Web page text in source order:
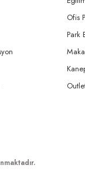
Ofis
Park